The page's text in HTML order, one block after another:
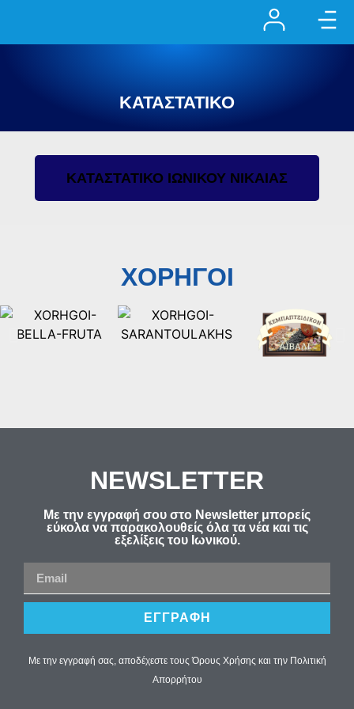
ΚΑΤΑΣΤΑΤΙΚΌ
ΚΑΤΑΣΤΑΤΙΚΟ ΙΩΝΙΚΟΥ ΝΙΚΑΙΑΣ
ΧΟΡΗΓΟΙ
NEWSLETTER
Με την εγγραφή σου στο Newsletter μπορείς
εύκολα να παρακολουθείς όλα τα νέα και τις
εξελίξεις του Ιωνικού.
ΕΓΓΡΑΦΗ
Με την εγγραφή σας, αποδέχεστε τους Όρους Χρήσης και την Πολιτική
Απορρήτου